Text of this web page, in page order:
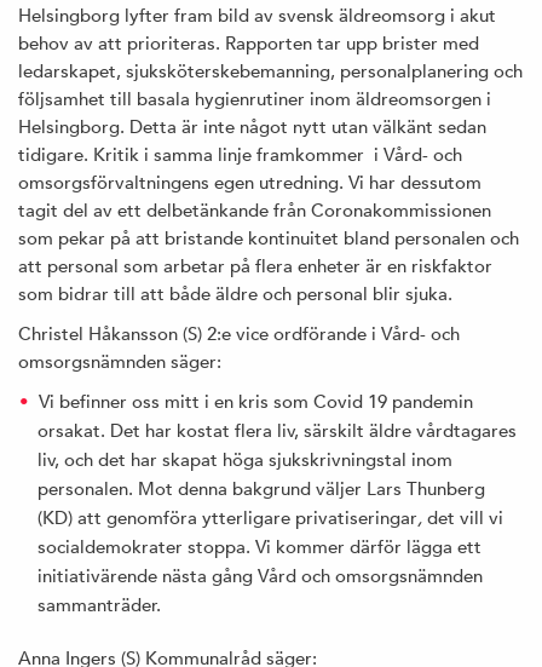
Helsingborg lyfter fram bild av svensk äldreomsorg i akut
behov av att prioriteras. Rapporten tar upp brister med
ledarskapet, sjuksköterskebemanning, personalplanering och
följsamhet till basala hygienrutiner inom äldreomsorgen i
Helsingborg. Detta är inte något nytt utan välkänt sedan
tidigare. Kritik i samma linje framkommer i Vård- och
omsorgsförvaltningens egen utredning. Vi har dessutom
tagit del av ett delbetänkande från Coronakommissionen
som pekar på att bristande kontinuitet bland personalen och
att personal som arbetar på flera enheter är en riskfaktor
som bidrar till att både äldre och personal blir sjuka.
Christel Håkansson (S) 2:e vice ordförande i Vård- och
omsorgsnämnden säger:
Vi befinner oss mitt i en kris som Covid 19 pandemin
orsakat. Det har kostat flera liv, särskilt äldre vårdtagares
liv, och det har skapat höga sjukskrivningstal inom
personalen. Mot denna bakgrund väljer Lars Thunberg
(KD) att genomföra ytterligare privatiseringar, det vill vi
socialdemokrater stoppa. Vi kommer därför lägga ett
initiativärende nästa gång Vård och omsorgsnämnden
sammanträder.
Anna Ingers (S) Kommunalråd säger: